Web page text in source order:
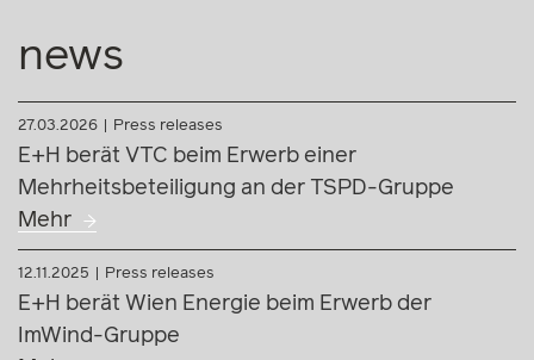
news
27.03.2026 Press releases
E+H berät VTC beim Erwerb einer
Mehrheitsbeteiligung an der TSPD-Gruppe
Mehr
12.11.2025 Press releases
E+H berät Wien Energie beim Erwerb der
ImWind-Gruppe